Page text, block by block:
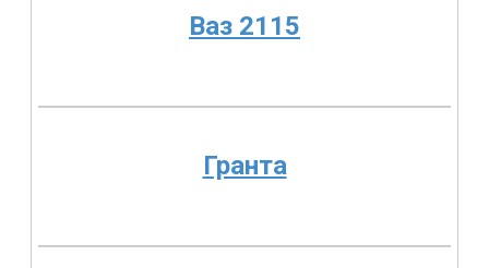
Ваз 2115
Гранта